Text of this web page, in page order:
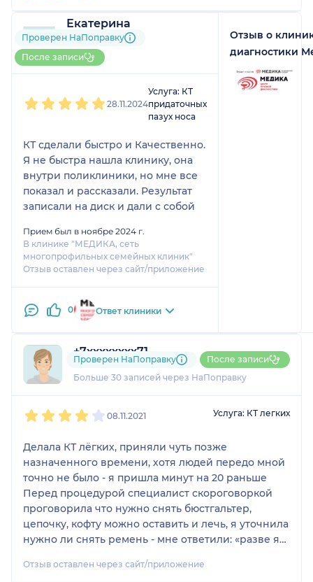
Екатерина
5 отзывов
Больше 10 записей через
НаПоправку
Проверен НаПоправку
После записи
28.11.2024
Услуга: КТ
придаточных
пазух носа
КТ сделали быстро и Качественно.
Я не быстра нашла клинику, она
внутри поликлиники, но мне все
показал и рассказали. Результат
записали на диск и дали с собой
Прием был в ноябре 2024 г.
В клинике "МЕДИКА, сеть
многопрофильных семейных клиник"
Отзыв оставлен через сайт/приложение
0 Ответ клиники
Отзыв о
диагностики
+7xxxxxxxx71
4 отзываи3 оценки
Больше 30 записей через НаПоправку
Проверен НаПоправку После записи
08.11.2021 Услуга: КТ легких
Делала КТ лёгких, приняли чуть позже
назначенного времени, хотя людей передо мной
точно не было - я пришла минут на 20 раньше
Перед процедурой специалист скороговоркой
проговорила что нужно снять бюстгальтер,
цепочку, кофту можно оставить и лечь, я уточнила
нужно ли снять ремень - мне ответили: «разве я
В остальном вроде бы всё вежливо.
Отзыв оставлен через сайт/приложение